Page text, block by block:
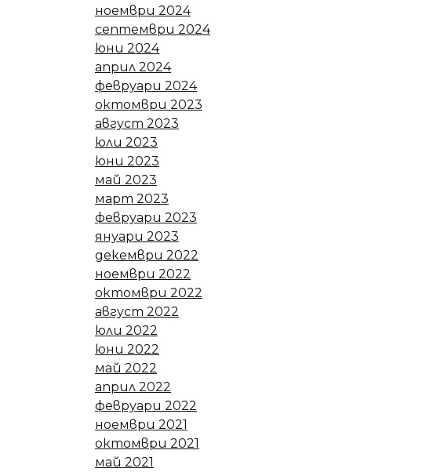
ноември 2024
септември 2024
юни 2024
април 2024
февруари 2024
октомври 2023
август 2023
юли 2023
юни 2023
май 2023
март 2023
февруари 2023
януари 2023
декември 2022
ноември 2022
октомври 2022
август 2022
юли 2022
юни 2022
май 2022
април 2022
февруари 2022
ноември 2021
октомври 2021
май 2021